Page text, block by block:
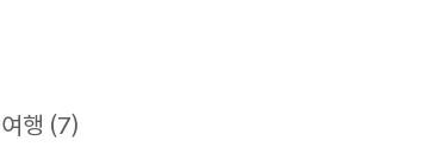
여행 (7)